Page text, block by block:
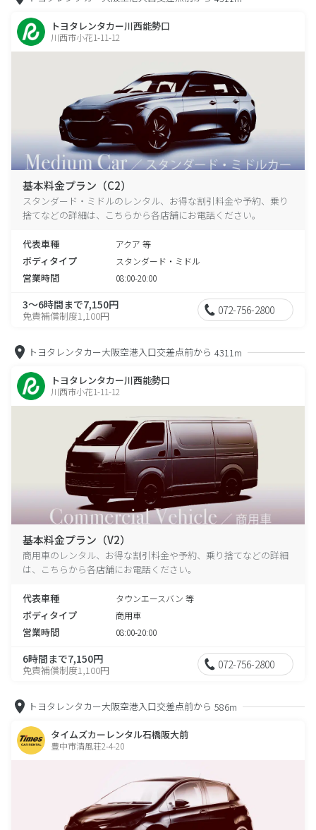
トヨタレンタカー川西能勢口
川西市小花1-11-12
基本料金プラン（C2）
スタンダード・ミドルのレンタル、お得な割引料金や予約、乗り
捨てなどの詳細は、こちらから各店舗にお電話ください。
代表車種 アクア 等
ボディタイプ スタンダード・ミドル
営業時間 08:00-20:00
3～6時間まで7,150円
免責補償制度1,100円 072-756-2800
トヨタレンタカー大阪空港入口交差点前から 4311m
トヨタレンタカー川西能勢口
川西市小花1-11-12
基本料金プラン（V2）
商用車のレンタル、お得な割引料金や予約、乗り捨てなどの詳細
は、こちらから各店舗にお電話ください。
代表車種 タウンエースバン 等
ボディタイプ 商用車
営業時間 08:00-20:00
6時間まで7,150円
免責補償制度1,100円 072-756-2800
トヨタレンタカー大阪空港入口交差点前から 586m
タイムズカーレンタル石橋阪大前
豊中市清風荘2-4-20